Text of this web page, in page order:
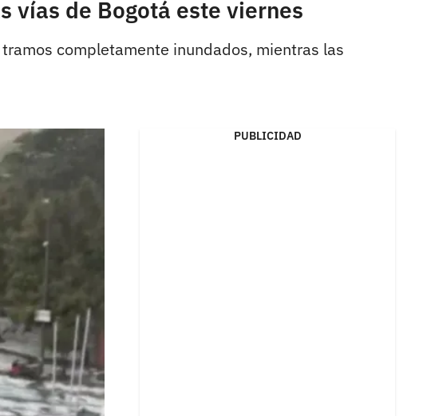
vías de Bogotá este viernes
completamente inundados, mientras las
PUBLICIDAD